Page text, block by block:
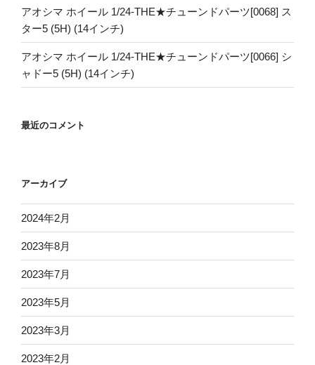
アオシマ ホイール 1/24-THE★チューンドパーツ[0068] ス
ター5 (5H) (14インチ)
アオシマ ホイール 1/24-THE★チューンドパーツ[0066] シ
ャドー5 (5H) (14インチ)
最近のコメント
アーカイブ
2024年2月
2023年8月
2023年7月
2023年5月
2023年3月
2023年2月